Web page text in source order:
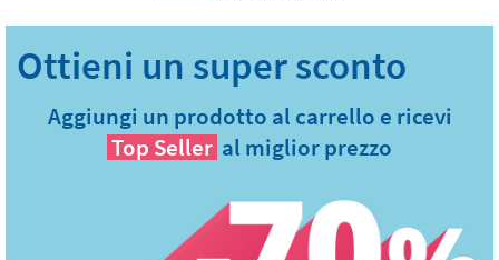
Aggiungi un prodotto al carrello e ricevi
Top Seller al miglior prezzo